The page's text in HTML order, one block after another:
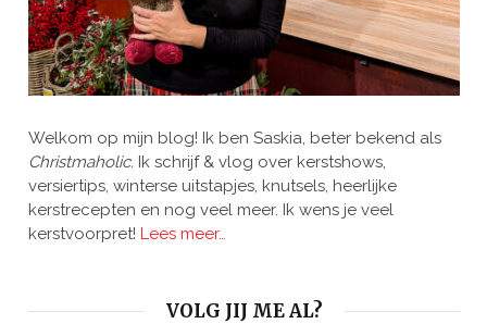
Welkom op mijn blog! Ik ben Saskia, beter bekend als
Christmaholic. Ik schrijf & vlog over kerstshows,
versiertips, winterse uitstapjes, knutsels, heerlijke
kerstrecepten en nog veel meer. Ik wens je veel
kerstvoorpret! Lees meer…
VOLG JIJ ME AL?